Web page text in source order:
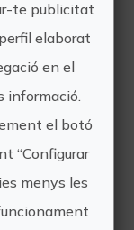
te publicitat
elaborat
en el
informació.
el botó
“Configurar
menys les